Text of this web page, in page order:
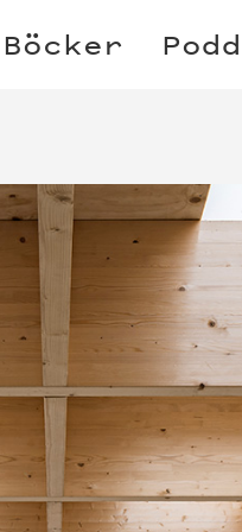
Böcker Podd